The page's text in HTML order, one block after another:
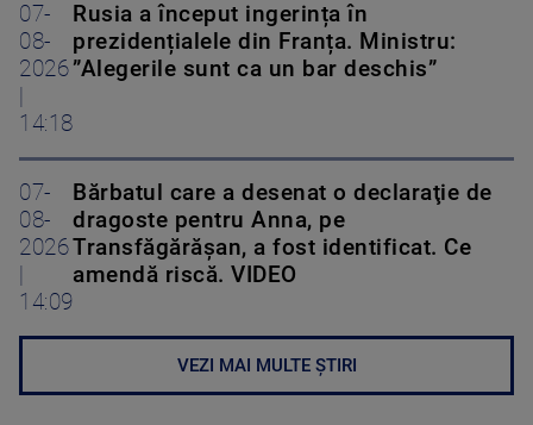
07-
08-
2026
14:18
Rusia a început ingerința în
prezidențialele din Franța. Ministru:
”Alegerile sunt ca un bar deschis”
07-
08-
2026
14:09
Bărbatul care a desenat o declaraţie de
dragoste pentru Anna, pe
Transfăgărăşan, a fost identificat. Ce
amendă riscă. VIDEO
VEZI MAI MULTE ȘTIRI